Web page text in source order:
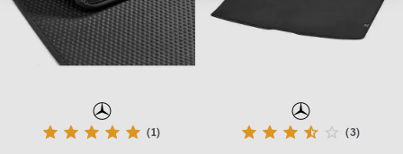
(1) (3)